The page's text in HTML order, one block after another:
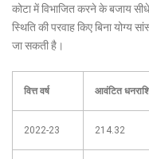
कोटा में विभाजित करने के बजाय
स्थिति की परवाह किए बिना योग्य
जा सकती है।
वित्त वर्ष आवंटित
2022-23 214.32